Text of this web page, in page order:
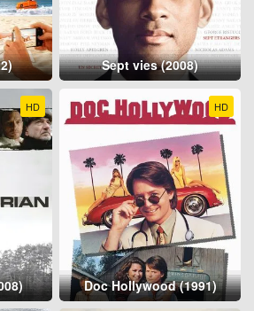
Sept vies (2008)
HD HD
Doc Hollywood (1991)